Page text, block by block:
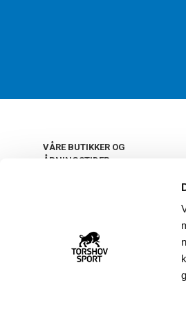
VÅRE BUTIKKER OG
ÅPNINGSTIDER
22 09 20 20